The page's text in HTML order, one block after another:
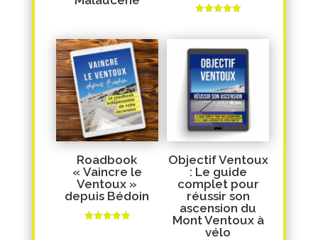
sur 5
Roadbook
« Vaincre le
Ventoux »
depuis Bédoin
Objectif Ventoux
: Le guide
complet pour
réussir son
ascension du
Mont Ventoux à
vélo